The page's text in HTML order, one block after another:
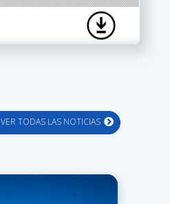
VER TODAS LAS NOTICIAS